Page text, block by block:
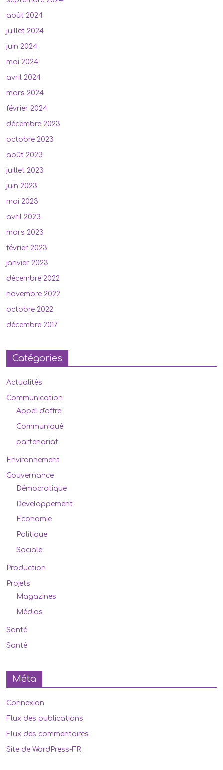
août 2024
juillet 2024
juin 2024
mai 2024
avril 2024
mars 2024
février 2024
décembre 2023
octobre 2023
août 2023
juillet 2023
juin 2023
mai 2023
avril 2023
mars 2023
février 2023
janvier 2023
décembre 2022
novembre 2022
octobre 2022
décembre 2017
Catégories
Actualités
Communication
Appel d'offre
Communiqué
partenariat
Environnement
Gouvernance
Démocratique
Developpement
Economie
Politique
Sociale
Production
Projets
Magazines
Médias
Santé
Santé
Méta
Connexion
Flux des publications
Flux des commentaires
Site de WordPress-FR